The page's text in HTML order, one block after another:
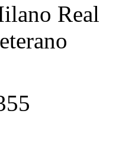
Real